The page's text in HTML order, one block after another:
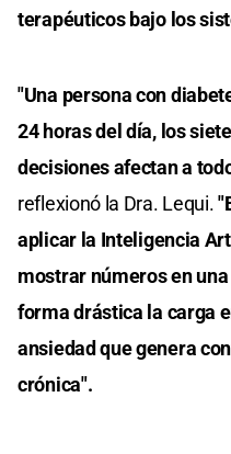
terapéuticos bajo los
"Una persona con
24 horas del día, los
decisiones afectan a
reflexionó la Dra. Lequi.
aplicar la Inteligencia
mostrar números en
forma drástica la carga
ansiedad que genera
crónica".